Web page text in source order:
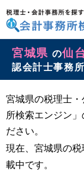
税理士・会計事務
事務所検索エンジン
宮城県 の仙
認会計士事務
宮城県の税理士
所検索エンジン
ださい。
現在、宮城県の
載中です。